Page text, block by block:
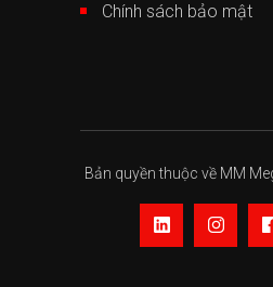
Chính sách bảo mật
Bản quyền thuộc về MM